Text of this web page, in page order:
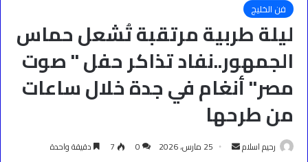
فن الخليج
ليلة طربية مرتقبة تُشعل حماس
الجمهور..نفاد تذاكر حفل " صوت
مصر" أنغام في جدة خلال ساعات
من طرحها
رحيم اسلام
أرسل 25 مارس، 2026 0
7 دقيقة واحدة